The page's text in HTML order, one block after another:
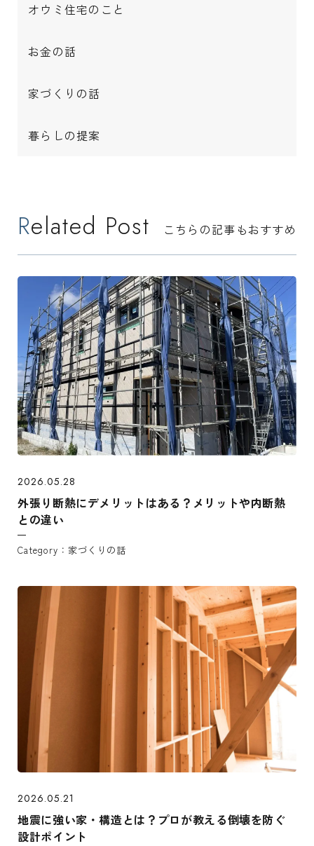
オウミ住宅のこと
お金の話
家づくりの話
暮らしの提案
Related Post こちらの記事もおすすめ
2026.05.28
外張り断熱にデメリットはある？メリットや内断熱
との違い
家づくりの話
2026.05.21
地震に強い家・構造とは？プロが教える倒壊を防ぐ
設計ポイント